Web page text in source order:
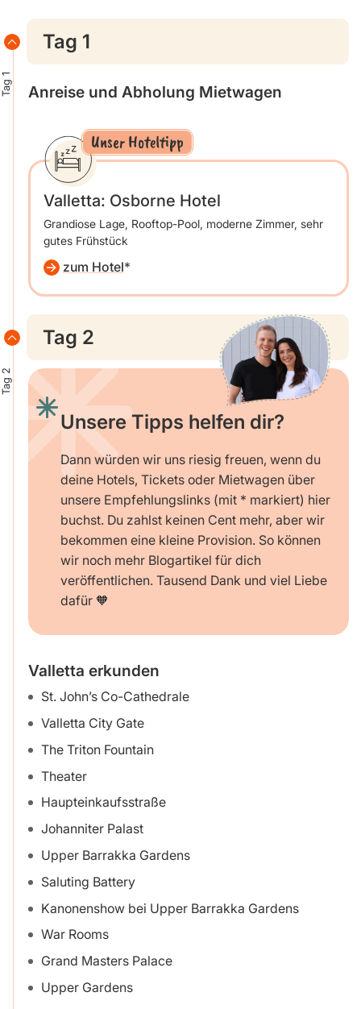
Tag 1
Tag 1
Anreise und Abholung Mietwagen
Unser Hoteltipp
Valletta: Osborne Hotel
Grandiose Lage, Rooftop-Pool, moderne Zimmer, sehr
gutes Frühstück
zum Hotel
Tag 2
Tag 2
Unsere Tipps helfen dir?
Dann würden wir uns riesig freuen, wenn du
deine Hotels, Tickets oder Mietwagen über
unsere Empfehlungslinks (mit * markiert) hier
buchst. Du zahlst keinen Cent mehr, aber wir
bekommen eine kleine Provision. So können
wir noch mehr Blogartikel für dich
veröffentlichen. Tausend Dank und viel Liebe
dafür 🧡
Valletta erkunden
St. John’s Co-Cathedrale
Valletta City Gate
The Triton Fountain
Theater
Haupteinkaufsstraße
Johanniter Palast
Upper Barrakka Gardens
Saluting Battery
Kanonenshow bei Upper Barrakka Gardens
War Rooms
Grand Masters Palace
Upper Gardens